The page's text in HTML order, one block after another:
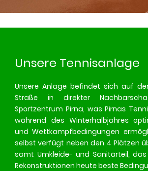
Unsere Tennisanlage
Unsere Anlage befindet sich auf
Straße in direkter
Sportzentrum Pirna, was Pirnas
während des Winterhalbjahres
und Wettkampfbedingungen
selbst verfügt neben den 4 Plätzen
samt Umkleide- und Sanitärteil,
Rekonstruktionen heute beste